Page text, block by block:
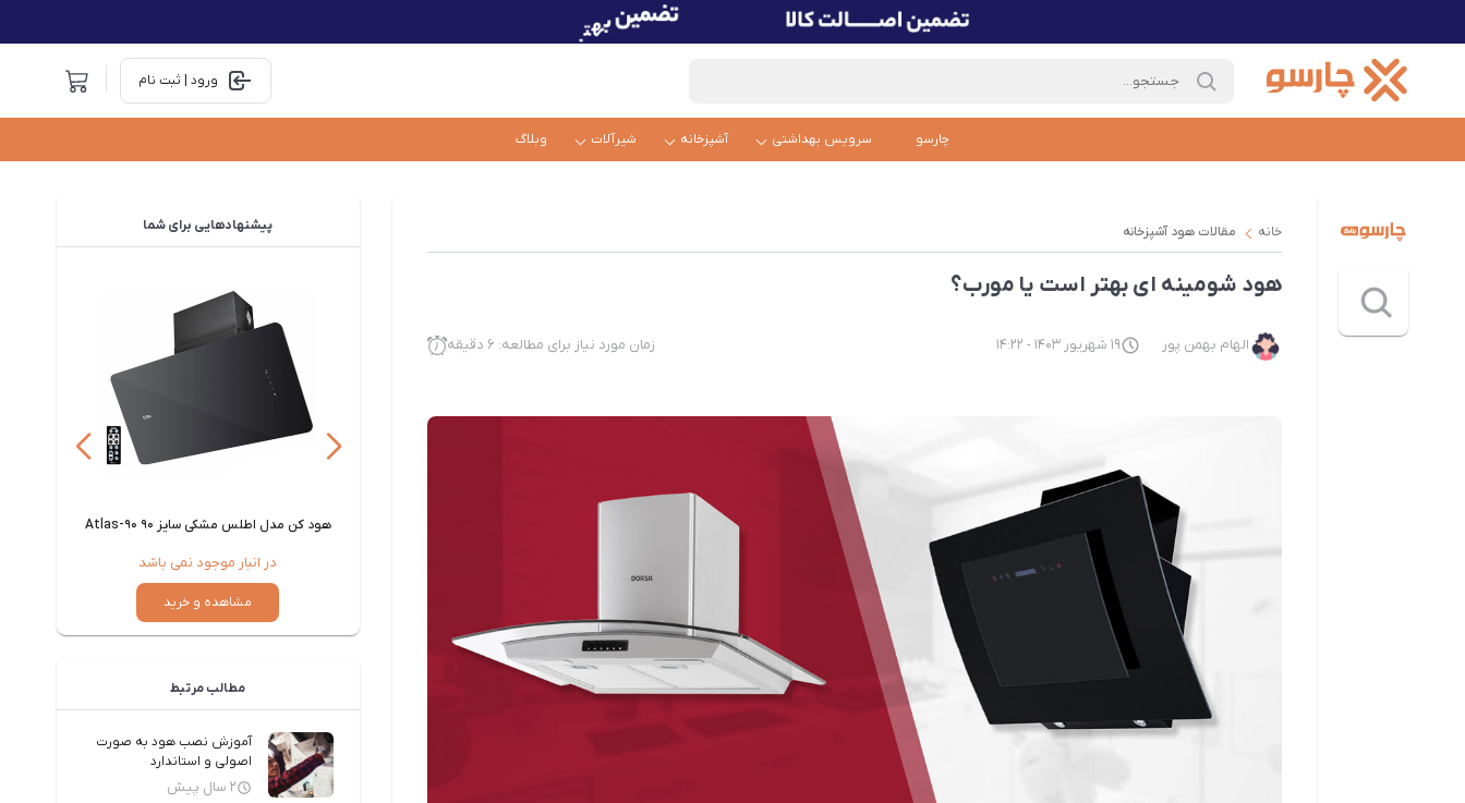
ورود | ثبت نام
چارسو سرویس بهداشتی آشپزخانه شیرآلات وبلاگ
خانه مقالات هود آشپزخانه
هود شومینه ای بهتر است یا مورب؟
الهام بهمن پور 19 شهریور 1403 - 14:22 زمان مورد نیاز برای مطالعه: 6 دقیقه
پیشنهادهایی برای شما
هود کن مدل پاردیک پلاس PardycPlus
22,231,000
18,896,000
مشاهده و خرید
هود مورب استیل البرز مدل SA417
در انبار موجود نمی باشد
مشاهده و خرید
هود کن مدل اطلس مشکی سایز ۹۰ Atlas-90
در انبار موجود نمی باشد
مشاهده و خرید
مطالب مرتبط
آموزش نصب هود به صورت
اصولی و استاندارد
2 سال پیش